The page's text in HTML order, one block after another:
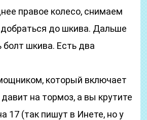
правое колесо, снимаем
до шкива. Дальше
болт шкива. Есть два
который включает
на тормоз, а вы крутите
17 (так пишут в Инете, но у